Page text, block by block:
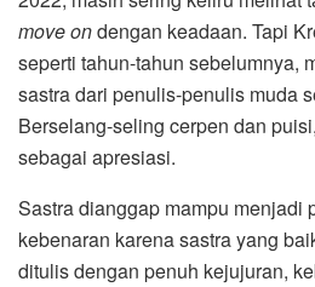
move ondengan keadaan. Tapi
seperti tahun-tahun sebelumnya,
sastra dari penulis-penulis muda
Berselang-seling cerpen dan
sebagai apresiasi.
Sastra dianggap mampu menjadi
kebenaran karena sastra yang
ditulis dengan penuh kejujuran,